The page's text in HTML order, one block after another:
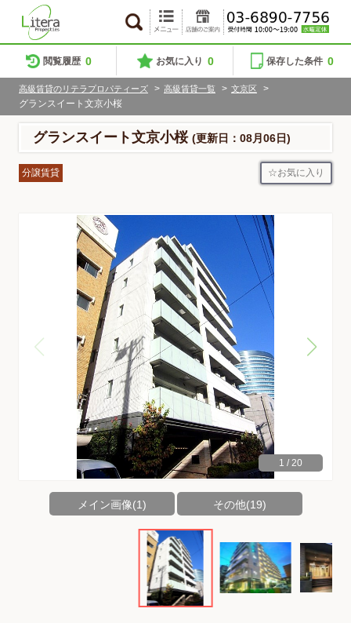
閲覧履歴 0 お気に入り 0 保存した条件 0
高級賃貸のリテラプロパティーズ > 高級賃貸一覧 > 文京区
>
グランスイート文京小桜
グランスイート文京小桜 (更新日：08月06日)
分譲賃貸 お気に入り
1 / 20
メイン画像(1) その他(19)